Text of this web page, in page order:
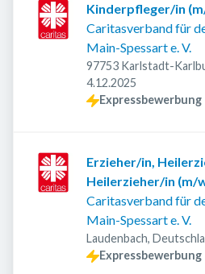
Kinderpfleger/in
Caritasverband für
Main-Spessart e. V.
97753 Karlstadt-
Veröffentlicht
4.12.2025
Expressbewerbung
Erzieher/in,
Heilerzieher/in (m/
Caritasverband für
Main-Spessart e. V.
Laudenbach,
Expressbewerbung